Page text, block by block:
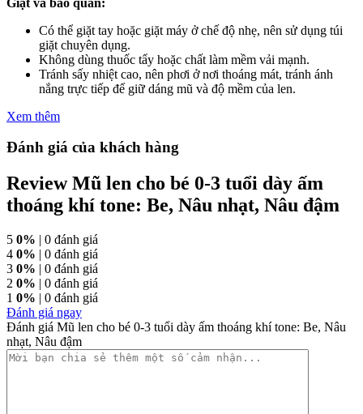
Có thể giặt tay hoặc giặt máy ở chế độ nhẹ, nên sử dụng túi
giặt chuyên dụng.
Không dùng thuốc tẩy hoặc chất làm mềm vải mạnh.
Tránh sấy nhiệt cao, nên phơi ở nơi thoáng mát, tránh ánh
nắng trực tiếp để giữ dáng mũ và độ mềm của len.
Xem thêm
Đánh giá của khách hàng
Review Mũ len cho bé 0-3 tuổi dày ấm
thoáng khí tone: Be, Nâu nhạt, Nâu đậm
5 0% | 0 đánh giá
4 0% | 0 đánh giá
3 0% | 0 đánh giá
2 0% | 0 đánh giá
1 0% | 0 đánh giá
Đánh giá ngay
Đánh giá Mũ len cho bé 0-3 tuổi dày ấm thoáng khí tone: Be, Nâu
nhạt, Nâu đậm